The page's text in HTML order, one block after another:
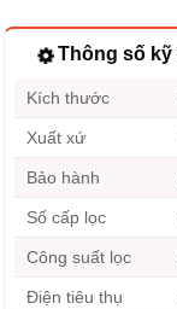
Thông số kỹ
Kích thước
Xuất xứ
Bảo hành
Số cấp lọc
Công suất lọc
Điện tiêu thụ